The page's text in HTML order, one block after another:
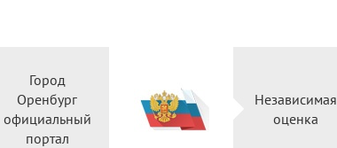
Город
Оренбург
официальный
портал
Независимая
оценка